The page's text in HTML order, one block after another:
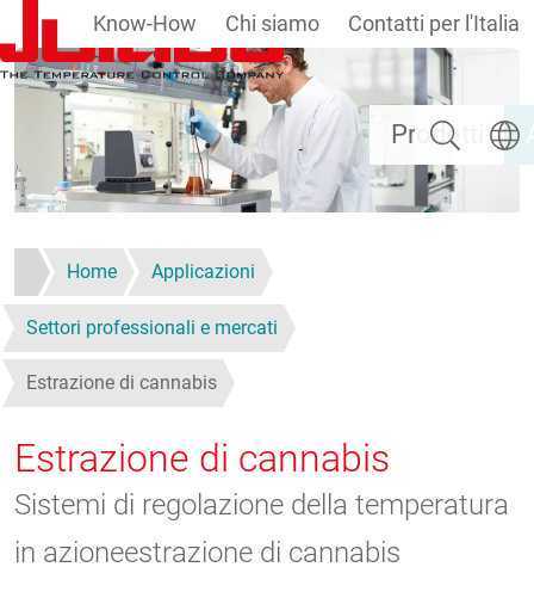
Salta al contenuto principale
Prodotti
Know-How Chi siamo Contatti per l'Italia
Ricerca
Home Applicazioni
Settori professionali e mercati
Estrazione di cannabis
Estrazione di cannabis
Sistemi di regolazione della temperatura
in azioneestrazione di cannabis